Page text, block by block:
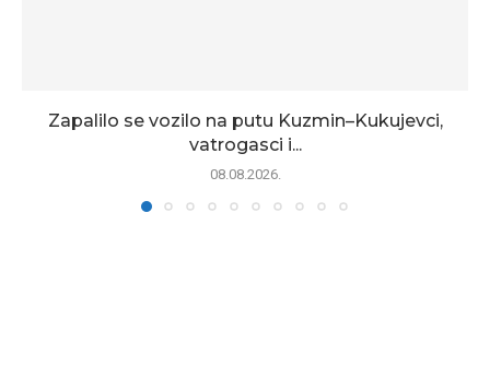
Zapalilo se vozilo na putu Kuzmin–Kukujevci,
vatrogasci i...
08.08.2026.